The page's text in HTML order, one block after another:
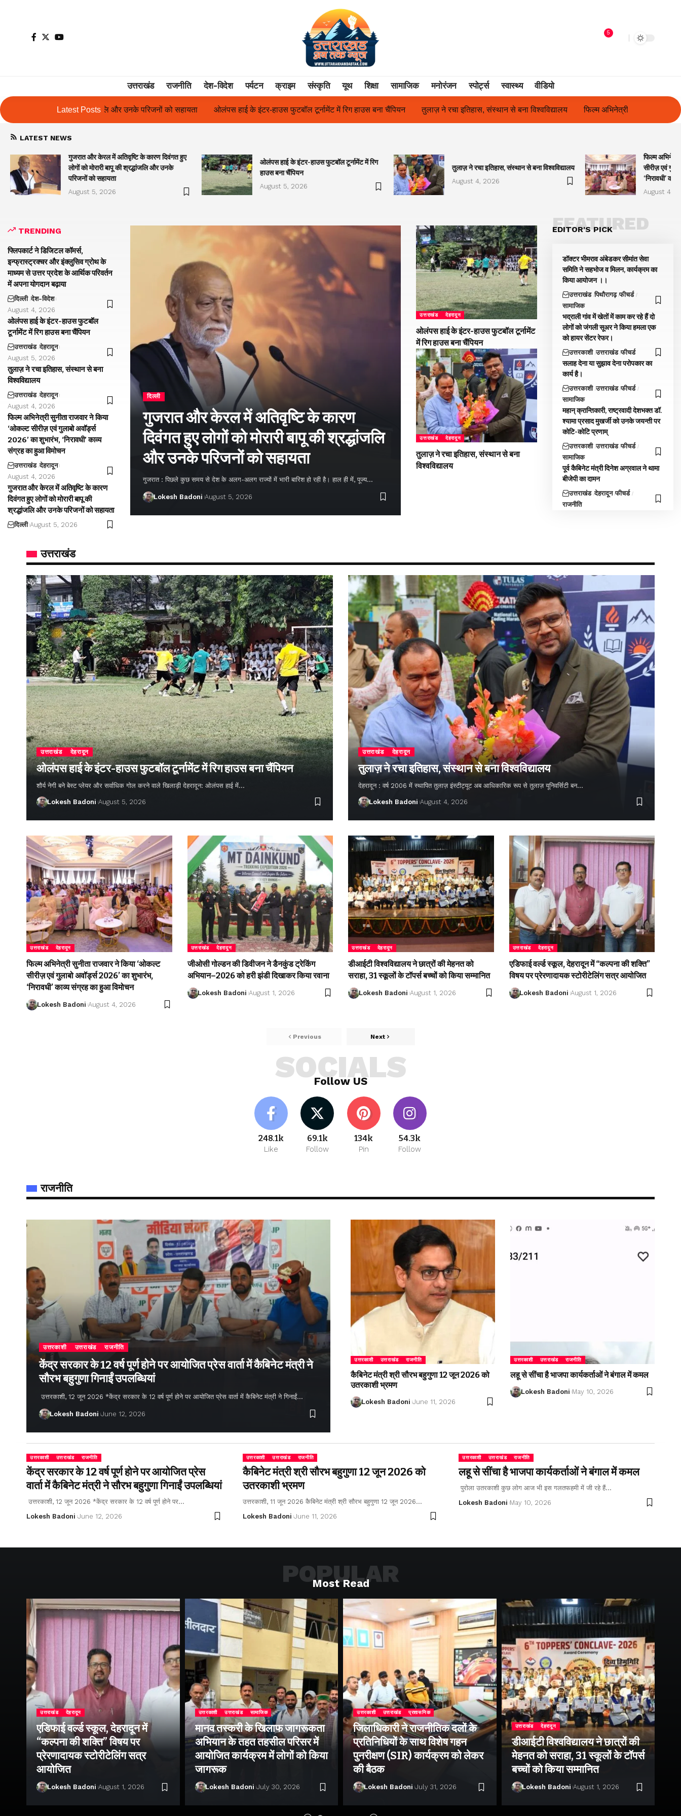
5
उत्तराखंड राजनीति देश-विदेश पर्यटन क्राइम संस्कृति यूथ शिक्षा सामाजिक मनोरंजन स्पोर्ट्स स्वास्थ्य वीडियो
Latest Posts
उनके परिजनों को सहायता ओलंपस हाई के इंटर-हाउस फुटबॉल टूर्नामेंट में रिग हाउस बना चैंपियन तुलाज़ ने रचा इतिहास, संस्थान से बना विश्वविद्यालय फिल्म अभिनेत्री सुनीता राजवार ने किया ‘ओकल्ट सीरीज़ एवं गुलाबो
LATEST NEWS
गुजरात और केरल में अतिवृष्टि के कारण दिवंगत हुए
लोगों को मोरारी बापू की श्रद्धांजलि और उनके
परिजनों को सहायता
August 5, 2026
ओलंपस हाई के इंटर-हाउस फुटबॉल टूर्नामेंट में रिग
हाउस बना चैंपियन
August 5, 2026
तुलाज़ ने रचा इतिहास, संस्थान से बना विश्वविद्यालय
August 4, 2026
फिल्म
सीरीज़ एवं
‘निरावधी’
August 4,
TRENDING
फ्लिपकार्ट ने डिजिटल कॉमर्स,
इन्फ्रास्ट्रक्चर और इंक्लुसिव ग्रोथ के
माध्यम से उत्तर प्रदेश के आर्थिक परिवर्तन
में अपना योगदान बढ़ाया
दिल्ली देश-विदेश
August 4, 2026
ओलंपस हाई के इंटर-हाउस फुटबॉल
टूर्नामेंट में रिग हाउस बना चैंपियन
उत्तराखंड देहरादून
August 5, 2026
तुलाज़ ने रचा इतिहास, संस्थान से बना
विश्वविद्यालय
उत्तराखंड देहरादून
August 4, 2026
फिल्म अभिनेत्री सुनीता राजवार ने किया
‘ओकल्ट सीरीज़ एवं गुलाबो अवॉर्ड्स
2026’ का शुभारंभ, ‘निरावधी’ काव्य
संग्रह का हुआ विमोचन
उत्तराखंड देहरादून
August 4, 2026
गुजरात और केरल में अतिवृष्टि के कारण
दिवंगत हुए लोगों को मोरारी बापू की
श्रद्धांजलि और उनके परिजनों को सहायता
दिल्ली August 5, 2026
दिल्ली
गुजरात और केरल में अतिवृष्टि के कारण
दिवंगत हुए लोगों को मोरारी बापू की श्रद्धांजलि
और उनके परिजनों को सहायता
गुजरात : पिछले कुछ समय से देश के अलग-अलग राज्यों में भारी बारिश हो रही है। हाल ही में, पूज्य…
Lokesh Badoni August 5, 2026
उत्तराखंड देहरादून
ओलंपस हाई के इंटर-हाउस फुटबॉल टूर्नामेंट
में रिग हाउस बना चैंपियन
उत्तराखंड देहरादून
तुलाज़ ने रचा इतिहास, संस्थान से बना
विश्वविद्यालय
EDITOR'S PICK
FEATURED
डॉक्टर भीमराव अंबेडकर सीमांत सेवा
समिति ने सहभोज व मिलन, कार्यक्रम का
किया आयोजन ।।
उत्तराखंड पिथौरागढ़ फीचर्ड
सामाजिक
भद्राली गांव में खेतों में काम कर रहे हैं दो
लोगों को जंगली सूअर ने किया हमला एक
को हायर सेंटर रेफर।
उत्तरकाशी उत्तराखंड फीचर्ड
सलाह देना या सुझाव देना परोपकार का
कार्य है।
उत्तरकाशी उत्तराखंड फीचर्ड
सामाजिक
महान् क्रान्तिकारी, राष्ट्रवादी देशभक्त डॉ.
श्यामा प्रसाद मुखर्जी को उनके जयन्ती पर
कोटि-कोटि प्रणाम्
उत्तरकाशी उत्तराखंड फीचर्ड
सामाजिक
पूर्व कैबिनेट मंत्री दिनेश अग्रवाल ने थामा
बीजेपी का दामन
उत्तराखंड देहरादून फीचर्ड
राजनीति
उत्तराखंड
उत्तराखंड देहरादून
ओलंपस हाई के इंटर-हाउस फुटबॉल टूर्नामेंट में रिग हाउस बना चैंपियन
शौर्य नेगी बने बेस्ट प्लेयर और सर्वाधिक गोल करने वाले खिलाड़ी देहरादून: ओलंपस हाई में…
Lokesh Badoni August 5, 2026
उत्तराखंड देहरादून
तुलाज़ ने रचा इतिहास, संस्थान से बना विश्वविद्यालय
देहरादून : वर्ष 2006 में स्थापित तुलाज़ इंस्टीट्यूट अब आधिकारिक रूप से तुलाज़ यूनिवर्सिटी बन…
Lokesh Badoni August 4, 2026
उत्तराखंड देहरादून
फिल्म अभिनेत्री सुनीता राजवार ने किया ‘ओकल्ट
सीरीज़ एवं गुलाबो अवॉर्ड्स 2026’ का शुभारंभ,
‘निरावधी’ काव्य संग्रह का हुआ विमोचन
Lokesh Badoni August 4, 2026
उत्तराखंड देहरादून
जीओसी गोल्डन की डिवीजन ने डैनकुंड ट्रेकिंग
अभियान–2026 को हरी झंडी दिखाकर किया रवाना
Lokesh Badoni August 1, 2026
उत्तराखंड देहरादून
डीआईटी विश्वविद्यालय ने छात्रों की मेहनत को
सराहा, 31 स्कूलों के टॉपर्स बच्चों को किया सम्मानित
Lokesh Badoni August 1, 2026
उत्तराखंड देहरादून
एडिफाई वर्ल्ड स्कूल, देहरादून में “कल्पना की शक्ति”
विषय पर प्रेरणादायक स्टोरीटेलिंग सत्र आयोजित
Lokesh Badoni August 1, 2026
Previous Next
Follow US
SOCIALS
248.1k
Like
69.1k
Follow
134k
Pin
54.3k
Follow
राजनीति
उत्तरकाशी उत्तराखंड राजनीति
केंद्र सरकार के 12 वर्ष पूर्ण होने पर आयोजित प्रेस वार्ता में कैबिनेट मंत्री ने
सौरभ बहुगुणा गिनाईं उपलब्धियां
उत्तरकाशी, 12 जून 2026 *केंद्र सरकार के 12 वर्ष पूर्ण होने पर आयोजित प्रेस वार्ता में कैबिनेट मंत्री ने गिनाईं…
Lokesh Badoni June 12, 2026
उत्तरकाशी उत्तराखंड राजनीति
कैबिनेट मंत्री श्री सौरभ बहुगुणा 12 जून 2026 को
उतरकाशी भ्रमण
Lokesh Badoni June 11, 2026
उत्तरकाशी उत्तराखंड राजनीति
लहू से सींचा है भाजपा कार्यकर्ताओं ने बंगाल में कमल
Lokesh Badoni May 10, 2026
उत्तरकाशी उत्तराखंड राजनीति
केंद्र सरकार के 12 वर्ष पूर्ण होने पर आयोजित प्रेस
वार्ता में कैबिनेट मंत्री ने सौरभ बहुगुणा गिनाईं उपलब्धियां
उत्तरकाशी, 12 जून 2026 *केंद्र सरकार के 12 वर्ष पूर्ण होने पर…
Lokesh Badoni June 12, 2026
उत्तरकाशी उत्तराखंड राजनीति
कैबिनेट मंत्री श्री सौरभ बहुगुणा 12 जून 2026 को
उतरकाशी भ्रमण
उत्तरकाशी, 11 जून 2026 कैबिनेट मंत्री श्री सौरभ बहुगुणा 12 जून 2026…
Lokesh Badoni June 11, 2026
उत्तरकाशी उत्तराखंड राजनीति
लहू से सींचा है भाजपा कार्यकर्ताओं ने बंगाल में कमल
पुरोला उतरकाशी कुछ लोग आज भी इस गलतफहमी में जी रहे हैं…
Lokesh Badoni May 10, 2026
Most Read
POPULAR
उत्तराखंड देहरादून
एडिफाई वर्ल्ड स्कूल, देहरादून में
“कल्पना की शक्ति” विषय पर
प्रेरणादायक स्टोरीटेलिंग सत्र
आयोजित
Lokesh Badoni August 1, 2026
उत्तरकाशी उत्तराखंड सामाजिक
मानव तस्करी के खिलाफ जागरूकता
अभियान के तहत तहसील परिसर में
आयोजित कार्यक्रम में लोगों को किया
जागरूक
Lokesh Badoni July 30, 2026
उत्तरकाशी उत्तराखंड प्रशासनिक
जिलाधिकारी ने राजनीतिक दलों के
प्रतिनिधियों के साथ विशेष गहन
पुनरीक्षण (SIR) कार्यक्रम को लेकर
की बैठक
Lokesh Badoni July 31, 2026
उत्तराखंड देहरादून
डीआईटी विश्वविद्यालय ने छात्रों की
मेहनत को सराहा, 31 स्कूलों के टॉपर्स
बच्चों को किया सम्मानित
Lokesh Badoni August 1, 2026